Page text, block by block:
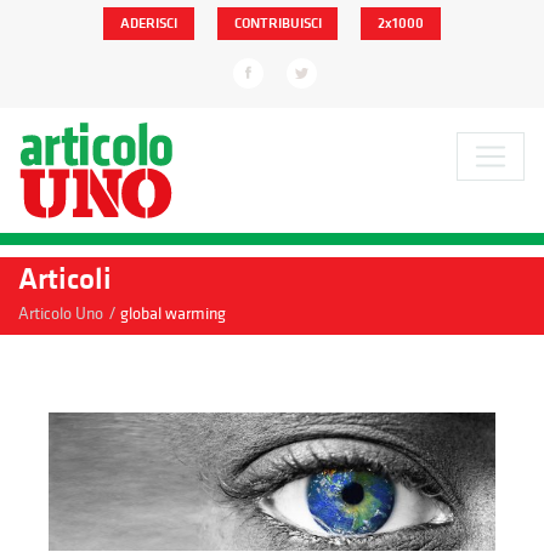
ADERISCI CONTRIBUISCI 2x1000
Articoli
Articolo Uno / global warming